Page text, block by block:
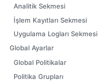
Analitik Sekmesi
İşlem Kayıtları Sekmesi
Uygulama Logları Sekmesi
Global Ayarlar
Global Politikalar
Politika Grupları